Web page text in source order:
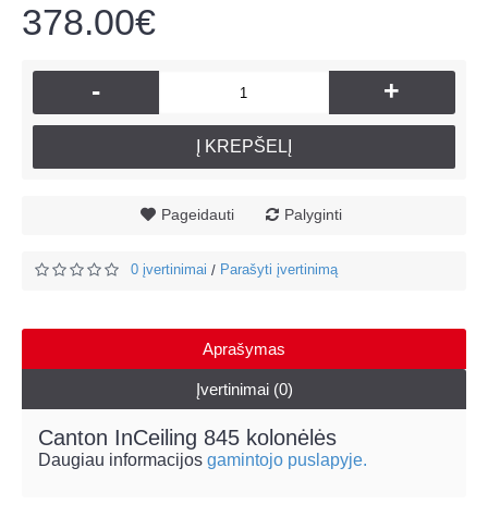
378.00€
- +
Į KREPŠELĮ
Pageidauti Palyginti
0 įvertinimai / Parašyti įvertinimą
Aprašymas
Įvertinimai (0)
Canton InCeiling 845 kolonėlės
Daugiau informacijos gamintojo puslapyje.